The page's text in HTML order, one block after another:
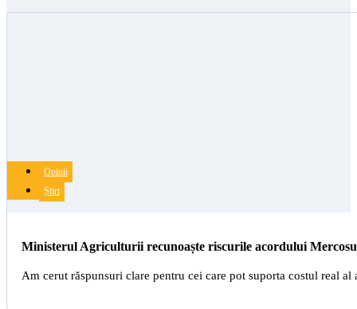
Ministerul Agriculturii recunoaște riscurile acordului
Opinii
Știri
Am cerut răspunsuri clare pentru cei care pot suporta costul real